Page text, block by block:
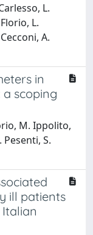
L.
L.
A.
in
a scoping
M. Ippolito,
Pesenti, S.
ill patients
Italian